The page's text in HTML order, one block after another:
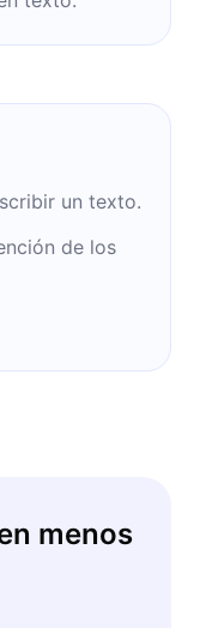
un texto.
de los
menos